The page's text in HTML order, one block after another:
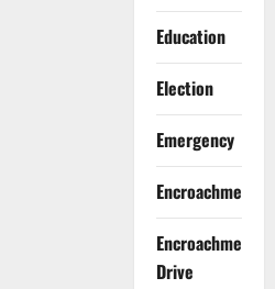
Education
Election
Emergency
Encroachment
Encroachment
Drive